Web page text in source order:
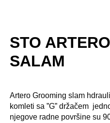
STO
SALAM
Artero Grooming slam
komleti sa ”G” držačem
njegove radne površine su